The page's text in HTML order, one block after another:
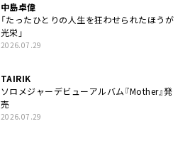
中島卓偉
「たったひとりの人生を狂わせられたほうが
光栄」
2026.07.29
TAIRIK
ソロメジャーデビューアルバム『Mother』発
売
2026.07.29